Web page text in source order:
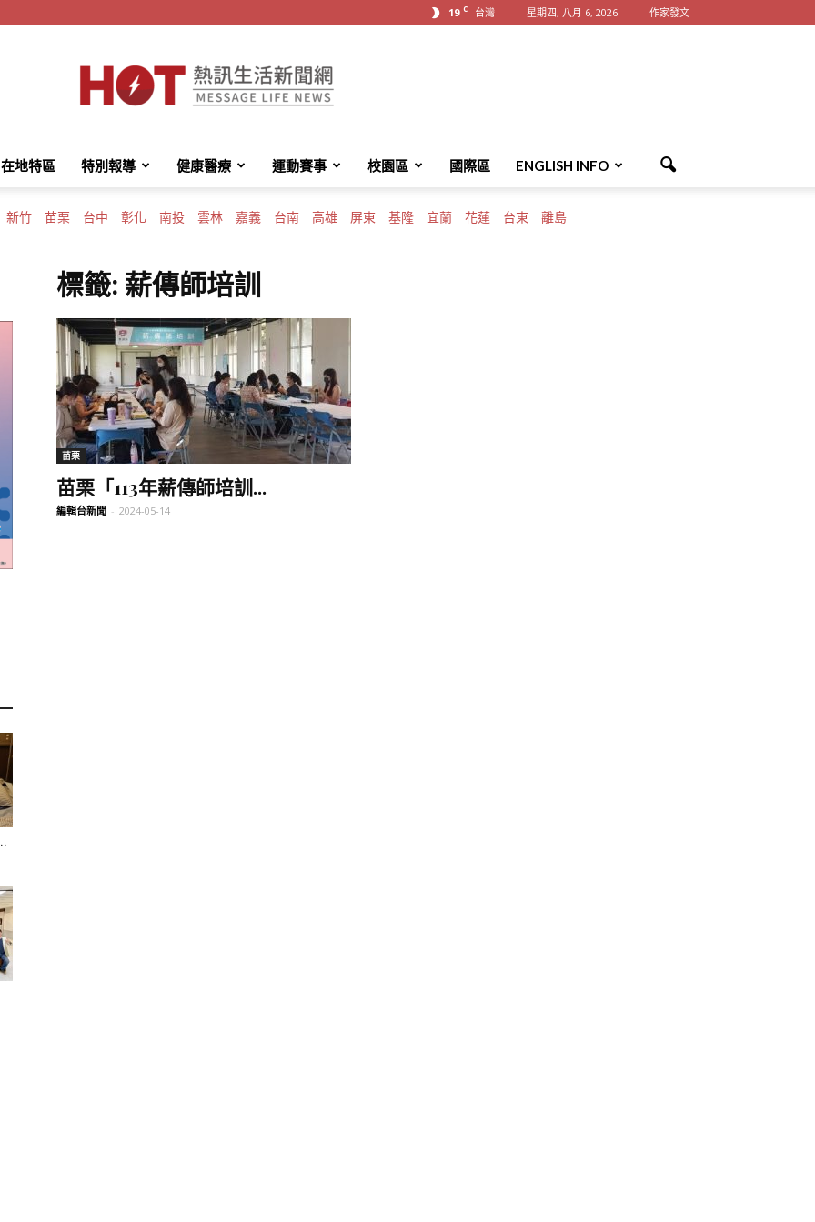
19 C 台灣 星期四, 八月 6, 2026 作家發文
HotMessage
熱
訊
在地特區 特別報導 健康醫療 運動賽事 校園區 國際區 ENGLISH INFO
新竹 苗栗 台中 彰化 南投 雲林 嘉義 台南 高雄 屏東 基隆 宜蘭 花蓮 台東 離島
標籤: 薪傳師培訓
苗栗
苗栗「113年薪傳師培訓...
編輯台新聞 - 2024-05-14